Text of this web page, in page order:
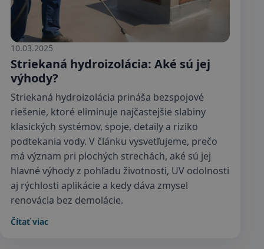
10.03.2025
Striekaná hydroizolácia: Aké sú jej
výhody?
Striekaná hydroizolácia prináša bezspojové
riešenie, ktoré eliminuje najčastejšie slabiny
klasických systémov, spoje, detaily a riziko
podtekania vody. V článku vysvetľujeme, prečo
má význam pri plochých strechách, aké sú jej
hlavné výhody z pohľadu životnosti, UV odolnosti
aj rýchlosti aplikácie a kedy dáva zmysel
renovácia bez demolácie.
Čítať viac